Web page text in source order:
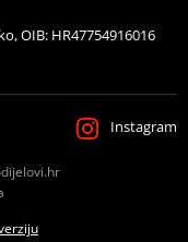
OIB: HR47754916016
Instagram